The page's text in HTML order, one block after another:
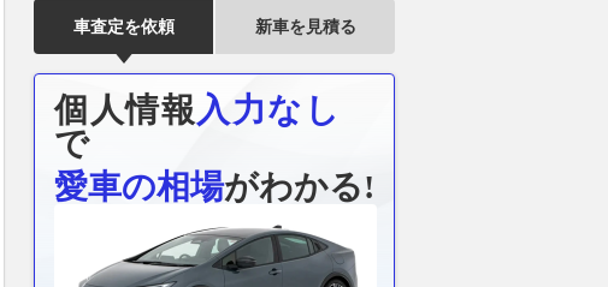
車査定を依頼 新車を見積る
個人情報 入力なし
で
愛車の相場がわかる!